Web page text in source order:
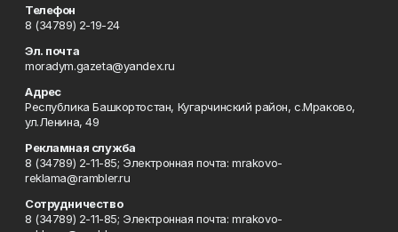
Телефон
8 (34789) 2-19-24
Эл. почта
moradym.gazeta@yandex.ru
Адрес
Республика Башкортостан, Кугарчинский район, с.Мраково,
ул.Ленина, 49
Рекламная служба
8 (34789) 2-11-85; Электронная почта: mrakovo-
reklama@rambler.ru
Сотрудничество
8 (34789) 2-11-85; Электронная почта: mrakovo-